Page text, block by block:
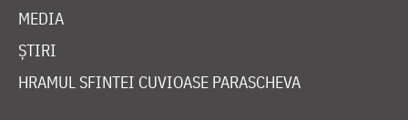
MEDIA
ȘTIRI
HRAMUL SFINTEI CUVIOASE PARASCHEVA